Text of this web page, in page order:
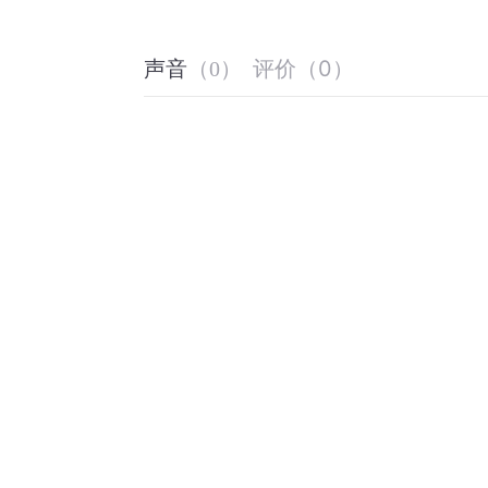
声音 （0） 评价 （0 ）